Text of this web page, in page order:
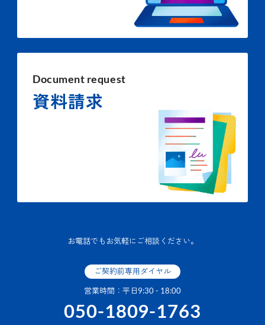
Document request
資料請求
お電話でもお気軽にご相談ください。
ご契約前専用ダイヤル
営業時間：平日9:30 - 18:00
050-1809-1763